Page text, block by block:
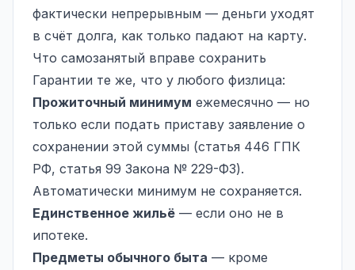
фактически непрерывным — деньги уходят
в счёт долга, как только падают на карту.
Что самозанятый вправе сохранить
Гарантии те же, что у любого физлица:
Прожиточный минимум ежемесячно — но
только если подать приставу заявление о
сохранении этой суммы (статья 446 ГПК
РФ, статья 99 Закона № 229-ФЗ).
Автоматически минимум не сохраняется.
Единственное жильё — если оно не в
ипотеке.
Предметы обычного быта — кроме